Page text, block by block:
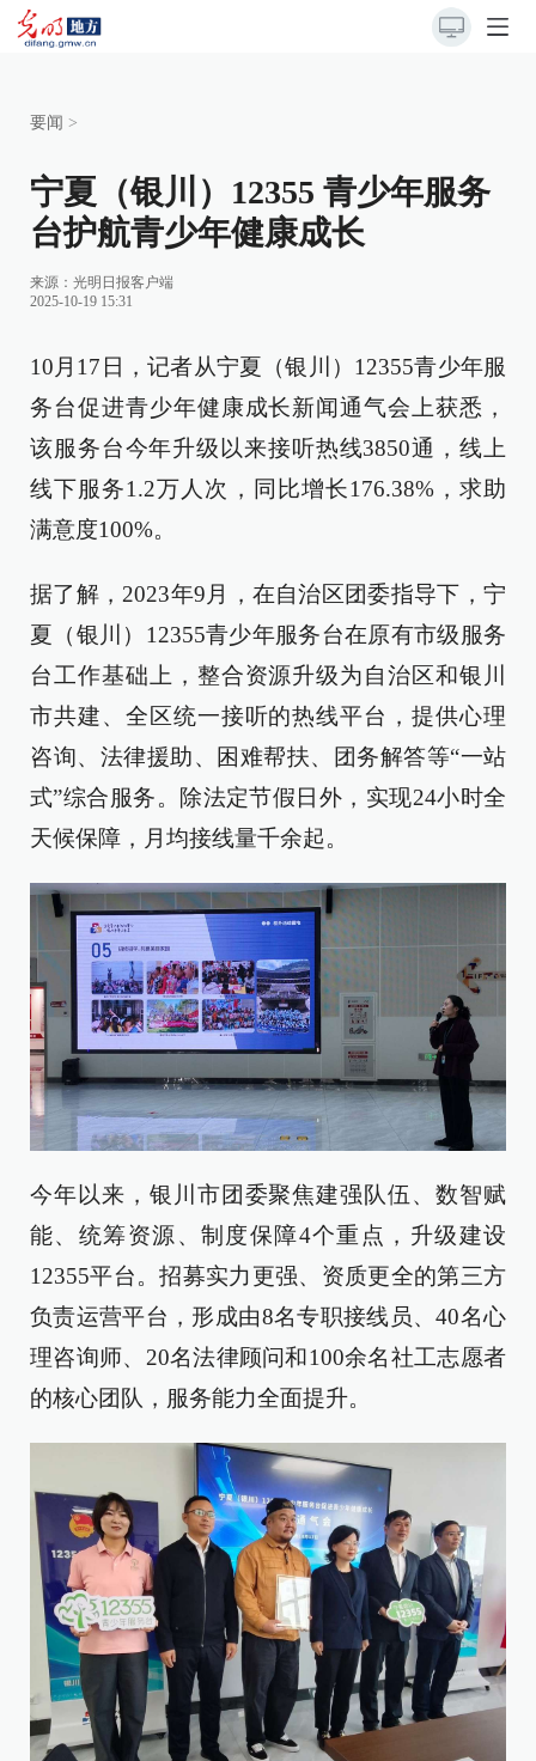
要闻 >
宁夏（银川）12355 青少年服务
台护航青少年健康成长
来源： 光明日报客户端
2025-10-19 15:31
10月17日，记者从宁夏（银川）12355青少年服
务台促进青少年健康成长新闻通气会上获悉，
该服务台今年升级以来接听热线3850通，线上
线下服务1.2万人次，同比增长176.38%，求助
满意度100%。
据了解，2023年9月，在自治区团委指导下，宁
夏（银川）12355青少年服务台在原有市级服务
台工作基础上，整合资源升级为自治区和银川
市共建、全区统一接听的热线平台，提供心理
咨询、法律援助、困难帮扶、团务解答等“一站
式”综合服务。除法定节假日外，实现24小时全
天候保障，月均接线量千余起。
今年以来，银川市团委聚焦建强队伍、数智赋
能、统筹资源、制度保障4个重点，升级建设
12355平台。招募实力更强、资质更全的第三方
负责运营平台，形成由8名专职接线员、40名心
理咨询师、20名法律顾问和100余名社工志愿者
的核心团队，服务能力全面提升。